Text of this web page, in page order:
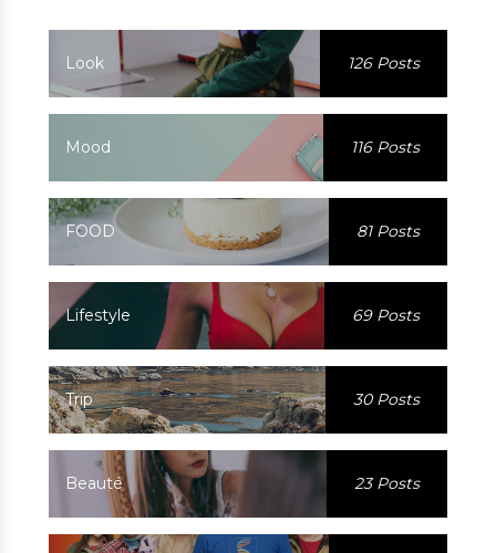
Look 126 Posts
Mood 116 Posts
FOOD 81 Posts
Lifestyle 69 Posts
Trip 30 Posts
Beauté 23 Posts